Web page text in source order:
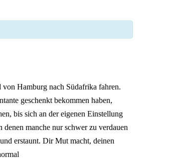
Hamburg nach Südafrika fahren.
geschenkt bekommen haben,
bis sich an der eigenen Einstellung
manche nur schwer zu verdauen
erstaunt. Dir Mut macht, deinen